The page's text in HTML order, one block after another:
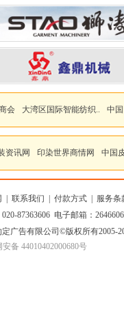
会 大湾区国际智能纺织.. 中
资讯网 印染世界商情网 中国
联系我们 付款方式
服务条
87363606 电子邮箱：
广告有限公司 ©版权所有2005-
备 44010402000680号